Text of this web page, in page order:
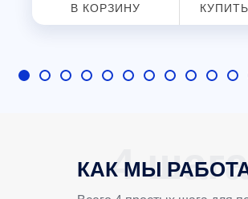
В КОРЗИНУ
КАК МЫ